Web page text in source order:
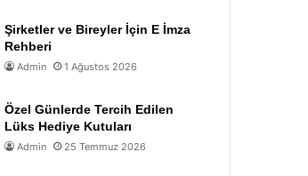
Şirketler ve Bireyler İçin E İmza
Rehberi
Admin 1 Ağustos 2026
Özel Günlerde Tercih Edilen
Lüks Hediye Kutuları
Admin 25 Temmuz 2026